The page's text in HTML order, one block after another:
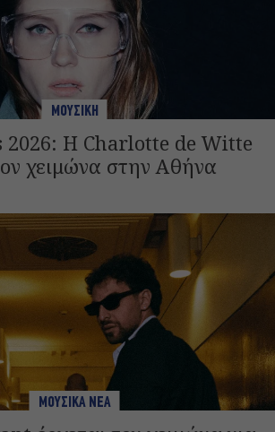
ΜΟΥΣΙΚΗ
2026: Η Charlotte de Witte
χειμώνα στην Αθήνα
ΜΟΥΣΙΚΑ ΝΕΑ